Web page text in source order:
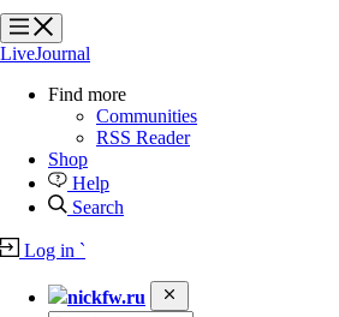
?
?
LiveJournal
Find more
Communities
RSS Reader
Shop
Help
Search
Log in `
nickfw.ru